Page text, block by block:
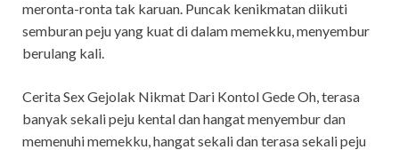
meronta-ronta tak karuan. Puncak kenikmatan diikuti
semburan peju yang kuat di dalam memekku, menyembur
berulang kali.
Cerita Sex Gejolak Nikmat Dari Kontol Gede Oh, terasa
banyak sekali peju kental dan hangat menyembur dan
memenuhi memekku, hangat sekali dan terasa sekali peju